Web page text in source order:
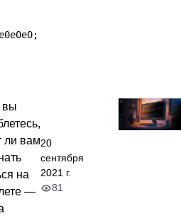
вы
ли вам
на
—
20
сентября
2021 г.
81